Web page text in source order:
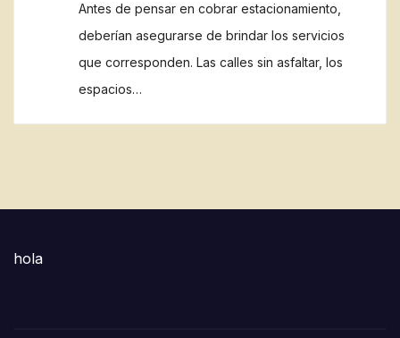
Antes de pensar en cobrar estacionamiento,
deberían asegurarse de brindar los servicios
que corresponden. Las calles sin asfaltar, los
espacios…
hola